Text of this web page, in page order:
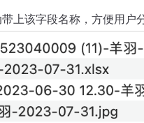
上该字段名称，方便用户